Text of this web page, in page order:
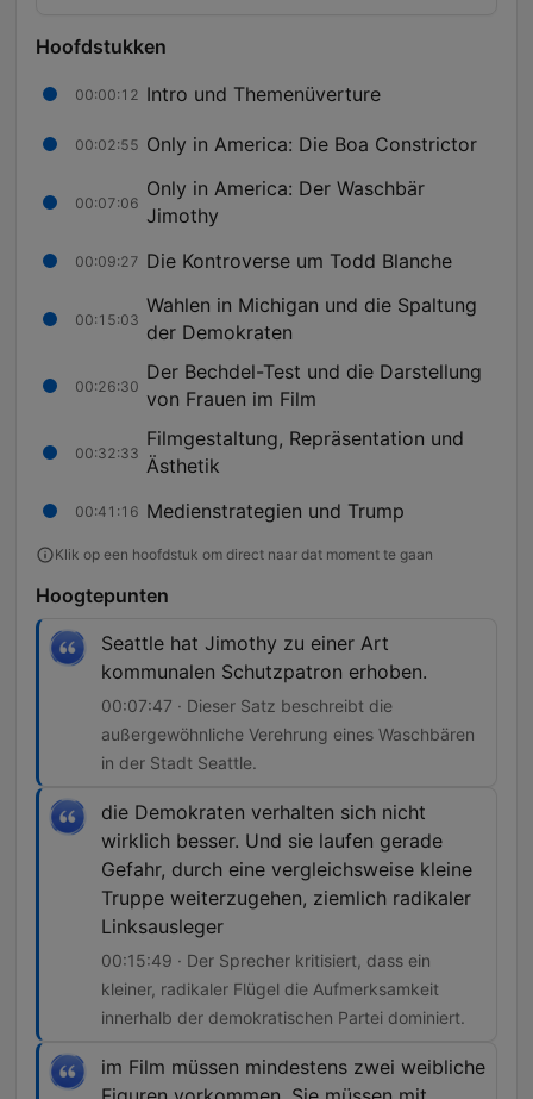
Hoofdstukken
00:00:12 Intro und Themenüverture
00:02:55 Only in America: Die Boa Constrictor
00:07:06
Only in America: Der Waschbär
Jimothy
00:09:27 Die Kontroverse um Todd Blanche
00:15:03
Wahlen in Michigan und die Spaltung
der Demokraten
00:26:30
Der Bechdel-Test und die Darstellung
von Frauen im Film
00:32:33
Filmgestaltung, Repräsentation und
Ästhetik
00:41:16 Medienstrategien und Trump
Klik op een hoofdstuk om direct naar dat moment te gaan
Hoogtepunten
Seattle hat Jimothy zu einer Art
kommunalen Schutzpatron erhoben.
00:07:47 · Dieser Satz beschreibt die
außergewöhnliche Verehrung eines Waschbären
in der Stadt Seattle.
die Demokraten verhalten sich nicht
wirklich besser. Und sie laufen gerade
Gefahr, durch eine vergleichsweise kleine
Truppe weiterzugehen, ziemlich radikaler
Linksausleger
00:15:49 · Der Sprecher kritisiert, dass ein
kleiner, radikaler Flügel die Aufmerksamkeit
innerhalb der demokratischen Partei dominiert.
im Film müssen mindestens zwei weibliche